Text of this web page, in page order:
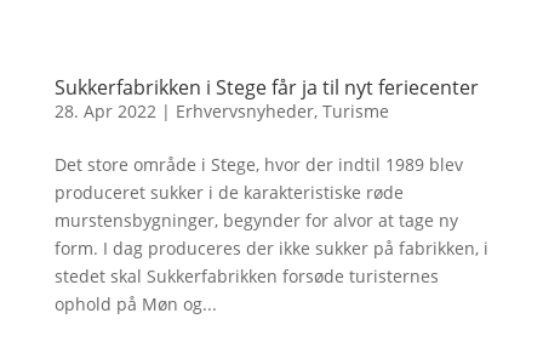
Sukkerfabrikken i Stege får ja til nyt feriecenter
28. Apr 2022| Erhvervsnyheder, Turisme
Det store område i Stege, hvor der indtil 1989 blev
produceret sukker i de karakteristiske røde
murstensbygninger, begynder for alvor at tage ny
form. I dag produceres der ikke sukker på fabrikken, i
stedet skal Sukkerfabrikken forsøde turisternes
ophold på Møn og...